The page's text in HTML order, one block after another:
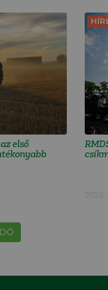
első
2026.